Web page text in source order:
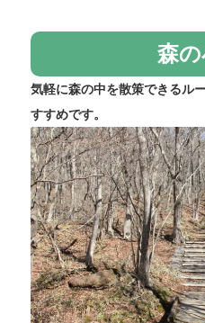
森
気軽に森の中を散策できるル
すすめです。